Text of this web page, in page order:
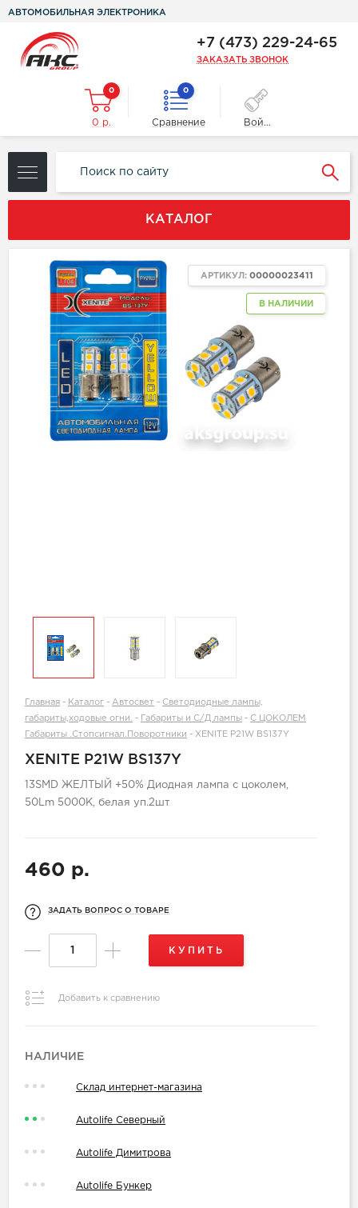
АВТОМОБИЛЬНАЯ ЭЛЕКТРОНИКА
+7 (473) 229-24-65
ЗАКАЗАТЬ ЗВОНОК
0
0 р.
0
Сравнение Войти
КАТАЛОГ
В НАЛИЧИИ
АРТИКУЛ: 00000023411
Главная - Каталог - Автосвет - Светодиодные лампы,
габариты,ходовые огни. - Габариты и С/Д лампы - С ЦОКОЛЕМ
Габариты .Стопсигнал.Поворотники - XENITE P21W BS137Y
XENITE P21W BS137Y
13SMD ЖЕЛТЫЙ +50% Диодная лампа с цоколем,
50Lm 5000K, белая уп.2шт
460 р.
ЗАДАТЬ ВОПРОС О ТОВАРЕ
КУПИТЬ
Добавить к сравнению
НАЛИЧИЕ
Склад интернет-магазина
Autolife Северный
Autolife Димитрова
Autolife Бункер